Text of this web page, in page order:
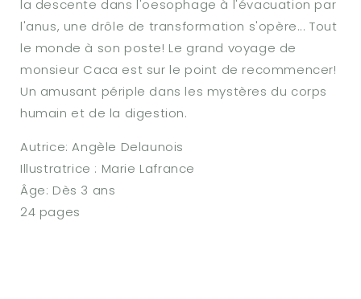
la descente dans l'oesophage à l'évacuation par
l'anus, une drôle de transformation s'opère... Tout
le monde à son poste! Le grand voyage de
monsieur Caca est sur le point de recommencer!
Un amusant périple dans les mystères du corps
humain et de la digestion.
Autrice: Angèle Delaunois
Illustratrice : Marie Lafrance
Âge: Dès 3 ans
24 pages